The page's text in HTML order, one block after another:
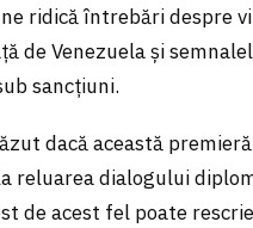
ridică întrebări despre
de Venezuela și
sancțiuni.
dacă această
reluarea dialogului
de acest fel poate